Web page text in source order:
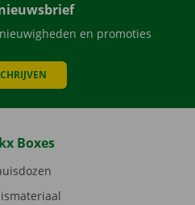
en promoties
Boxes